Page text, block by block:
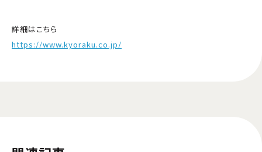
詳細はこちら
https://www.kyoraku.co.jp/